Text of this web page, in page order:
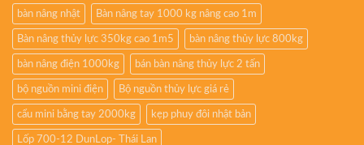
bàn nâng nhật Bàn nâng tay 1000 kg nâng cao 1m
Bàn nâng thủy lực 350kg cao 1m5 bàn nâng thủy lực 800kg
bàn nâng điện 1000kg bán bàn nâng thủy lực 2 tấn
bộ nguồn mini điện Bộ nguồn thủy lực giá rẻ
cẩu mini bằng tay 2000kg kẹp phuy đôi nhật bản
Lốp 700-12 DunLop- Thái Lan